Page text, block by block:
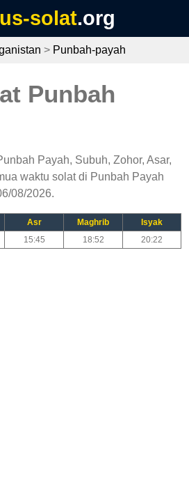
solat.org
> Punbah-payah
Punbah
Payah, Subuh, Zohor, Asar,
waktu solat di Punbah Payah
08/2026.
Asr Maghrib
Isyak
15:45 18:52 20:22